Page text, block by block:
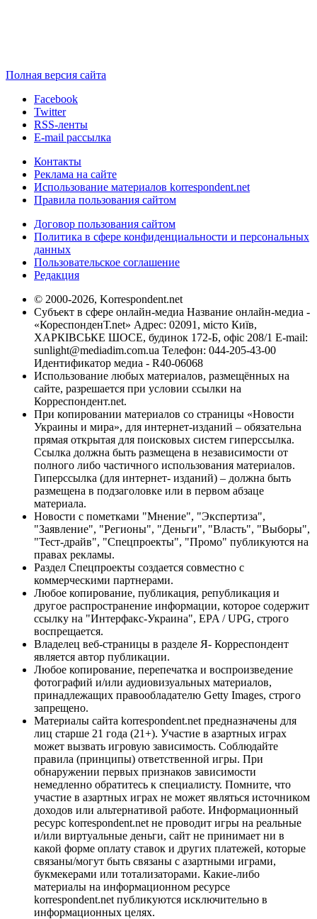
Полная версия сайта
Facebook
Twitter
RSS-ленты
E-mail рассылка
Контакты
Реклама на сайте
Использование материалов korrespondent.net
Правила пользования сайтом
Договор пользования сайтом
Политика в сфере конфиденциальности и персональных
данных
Пользовательское соглашение
Редакция
© 2000-2026, Korrespondent.net
Субъект в сфере онлайн-медиа Название онлайн-медиа -
«КореспонденТ.net» Адрес: 02091, місто Київ,
ХАРКІВСЬКЕ ШОСЕ, будинок 172-Б, офіс 208/1 E-mail:
sunlight@mediadim.com.ua Телефон: 044-205-43-00
Идентификатор медиа - R40-06068
Использование любых материалов, размещённых на
сайте, разрешается при условии ссылки на
Корреспондент.net.
При копировании материалов со страницы «Новости
Украины и мира», для интернет-изданий – обязательна
прямая открытая для поисковых систем гиперссылка.
Ссылка должна быть размещена в независимости от
полного либо частичного использования материалов.
Гиперссылка (для интернет- изданий) – должна быть
размещена в подзаголовке или в первом абзаце
материала.
Новости с пометками "Мнение", "Экспертиза",
"Заявление", "Регионы", "Деньги", "Власть", "Выборы",
"Тест-драйв", "Спецпроекты", "Промо" публикуются на
правах рекламы.
Раздел Спецпроекты создается совместно с
коммерческими партнерами.
Любое копирование, публикация, републикация и
другое распространение информации, которое содержит
ссылку на "Интерфакс-Украина", EPA / UPG, строго
воспрещается.
Владелец веб-страницы в разделе Я- Корреспондент
является автор публикации.
Любое копирование, перепечатка и воспроизведение
фотографий и/или аудиовизуальных материалов,
принадлежащих правообладателю Getty Images, строго
запрещено.
Материалы сайта korrespondent.net предназначены для
лиц старше 21 года (21+). Участие в азартных играх
может вызвать игровую зависимость. Соблюдайте
правила (принципы) ответственной игры. При
обнаружении первых признаков зависимости
немедленно обратитесь к специалисту. Помните, что
участие в азартных играх не может являться источником
доходов или альтернативой работе. Информационный
ресурс korrespondent.net не проводит игры на реальные
и/или виртуальные деньги, сайт не принимает ни в
какой форме оплату ставок и других платежей, которые
связаны/могут быть связаны с азартными играми,
букмекерами или тотализаторами. Какие-либо
материалы на информационном ресурсе
korrespondent.net публикуются исключительно в
информационных целях.